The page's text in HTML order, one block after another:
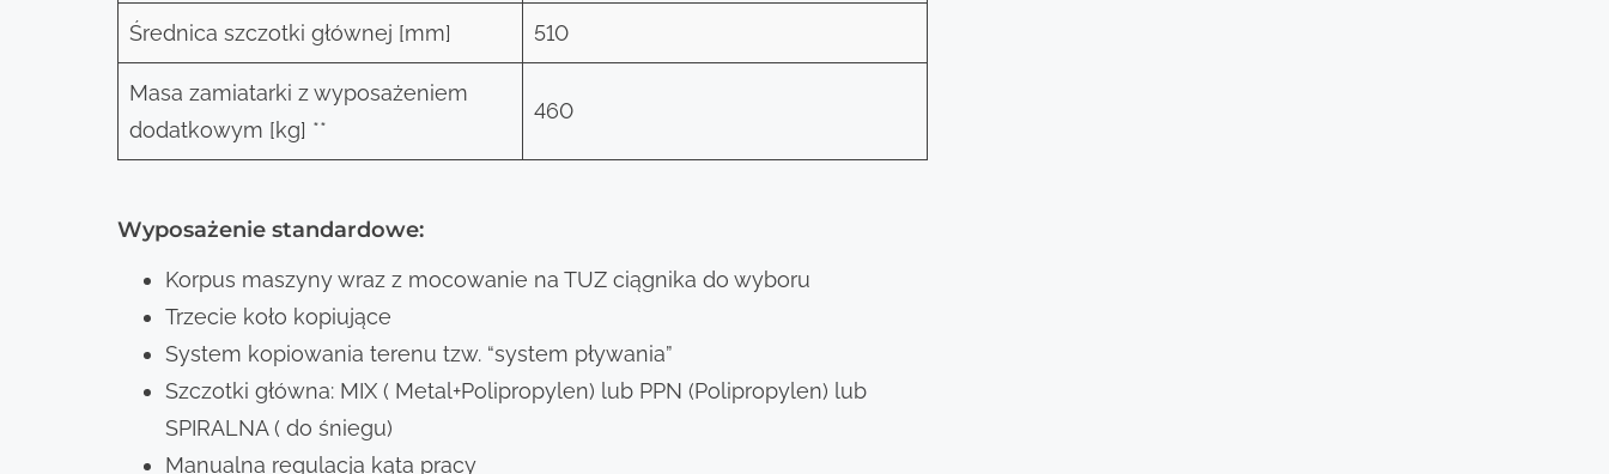
Średnica szczotki głównej [mm] 510
Masa zamiatarki z wyposażeniem
dodatkowym [kg] **
460
Wyposażenie standardowe:
Korpus maszyny wraz z mocowanie na TUZ ciągnika do wyboru
Trzecie koło kopiujące
System kopiowania terenu tzw. “system pływania”
Szczotki główna: MIX ( Metal+Polipropylen) lub PPN (Polipropylen) lub
SPIRALNA ( do śniegu)
Manualna regulacja kąta pracy